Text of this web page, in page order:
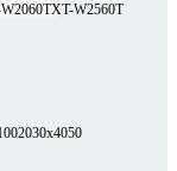
XT-W2560T
2030x4050